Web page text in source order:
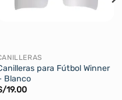
para Fútbol Winner
Blanco
19.00